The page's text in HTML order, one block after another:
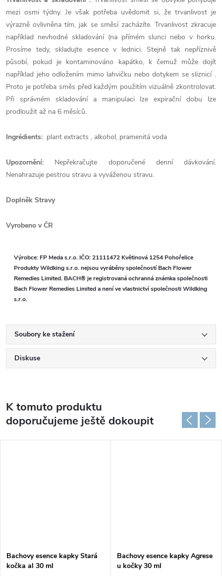
mezi osmi týdny. Je však potřeba uvědomit si, že trvanlivost je
výrazně ovlivněna tím, jak se směsí zacházíte. Trvanlivost zkracuje
například nevhodné skladování (na přímém slunci nebo v horku.
Prosíme tedy, skladujte esence v lednici. Stejně tak nepříznivě
působí, pokud je kontaminováno kapátko, k čemuž může dojít
například jeho odložením mimo lahvičku nebo dotykem se sliznicí .
Proto je potřeba směs před každým použitím vizuálně zkontrolovat.
Při správném skladování a manipulaci lze expirační dobu lze
prodloužit až na 6 měsíců.
Ingrédients: plant extracts , alkohol, pramenitá voda
Upozornění: Nepřekračujte doporučené denní dávkování.
Nenahrazuje pestrou stravu a vyváženou stravu.
Doplněk Stravy
Vyrobeno v ČR
Výrobce: FP Meda s.r.o. IČO: 21111472 Květinová 1254 Pohořelice
Produkty Wildking s.r.o. nejsou vyráběny společností Bach Flower
Remedies Limited. BACH® je registrovaná ochranná známka společnosti
Bach Flower Remedies Limited a není ve vlastnictví společnosti Wildking
s.r.o.
Soubory ke stažení
Diskuse
K tomuto produktu
doporučujeme ještě dokoupit
Bachovy esence kapky Stará
kočka al 30 ml
Bachovy esence kapky Agrese
u kočky 30 ml